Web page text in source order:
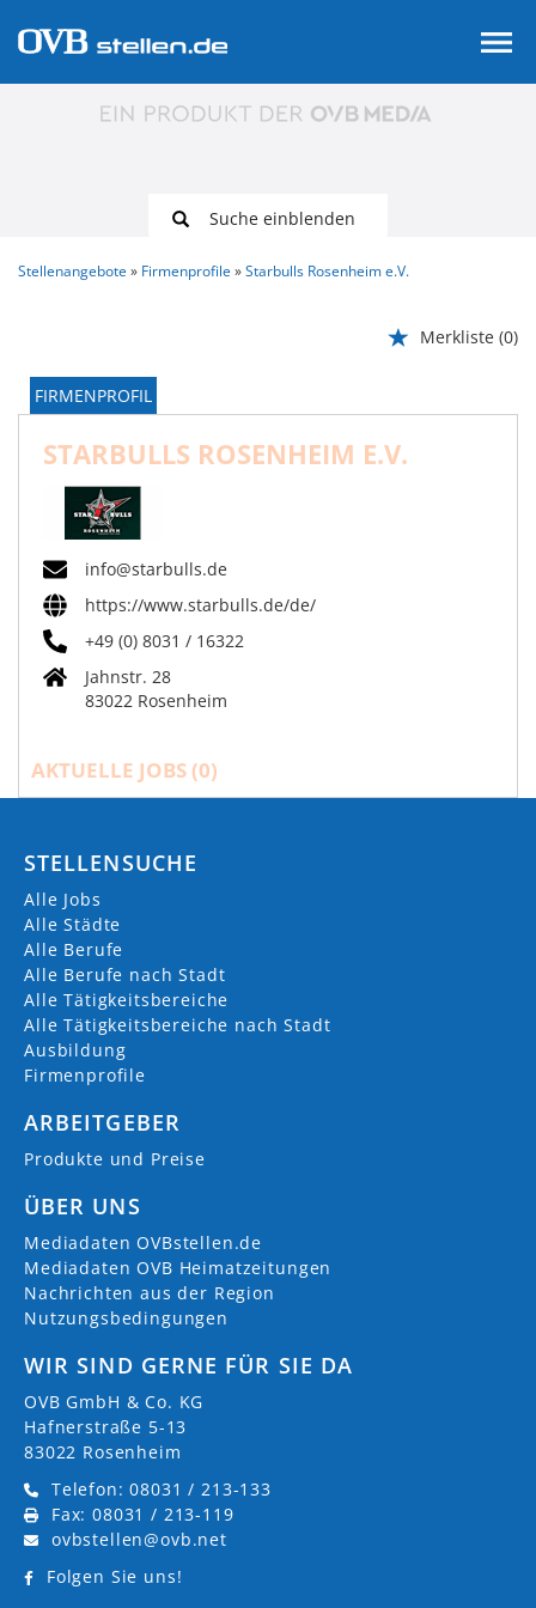
Suche einblenden
Stellenangebote Firmenprofile Starbulls Rosenheim e.V.
Merkliste (0)
FIRMENPROFIL
STARBULLS ROSENHEIM E.V.
info@starbulls.de
https://www.starbulls.de/de/
+49 (0) 8031 / 16322
Jahnstr. 28
83022 Rosenheim
AKTUELLE JOBS (0)
STELLENSUCHE
Alle Jobs
Alle Städte
Alle Berufe
Alle Berufe nach Stadt
Alle Tätigkeitsbereiche
Alle Tätigkeitsbereiche nach Stadt
Ausbildung
Firmenprofile
ARBEITGEBER
Produkte und Preise
ÜBER UNS
Mediadaten OVBstellen.de
Mediadaten OVB Heimatzeitungen
Nachrichten aus der Region
Nutzungsbedingungen
WIR SIND GERNE FÜR SIE DA
OVB GmbH & Co. KG
Hafnerstraße 5-13
83022 Rosenheim
Telefon: 08031 / 213-133
Fax: 08031 / 213-119
ovbstellen@ovb.net
Folgen Sie uns!